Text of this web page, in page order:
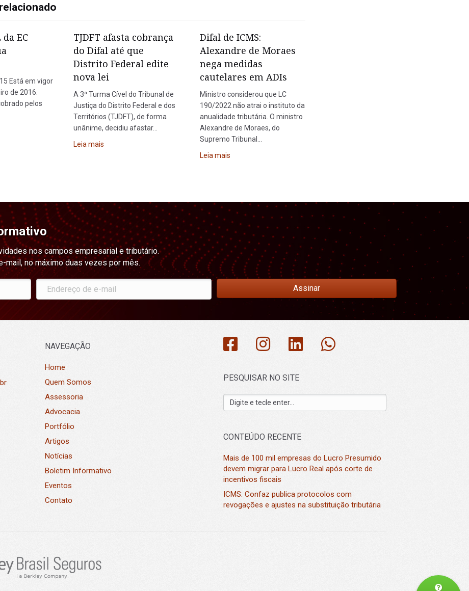
da EC
Está em vigor
de 2016.
pelos
TJDFT afasta cobrança
do Difal até que
Distrito Federal edite
nova lei
A 3ª Turma Cível do Tribunal de
Justiça do Distrito Federal e dos
Territórios (TJDFT), de forma
unânime, decidiu afastar…
Leia mais
Difal de ICMS:
Alexandre de Moraes
nega medidas
cautelares em ADIs
Ministro considerou que LC
190/2022 não atrai o instituto da
anualidade tributária. O ministro
Alexandre de Moraes, do
Supremo Tribunal…
Leia mais
nos campos empresarial e tributário.
mail, no máximo duas vezes por mês.
Assinar
NAVEGAÇÃO
Home
Quem Somos
Assessoria
Advocacia
Portfólio
Artigos
Notícias
Boletim Informativo
Eventos
Contato
PESQUISAR NO SITE
CONTEÚDO RECENTE
Mais de 100 mil empresas do Lucro Presumido
devem migrar para Lucro Real após corte de
incentivos fiscais
ICMS: Confaz publica protocolos com
revogações e ajustes na substituição tributária